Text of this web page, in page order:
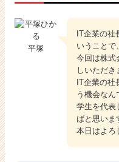
平塚
IT企業の社
いうことで、
今回は株式
しいただき
IT企業の社
う機会なん
学生を代表
ばと思いま
本日はよろ